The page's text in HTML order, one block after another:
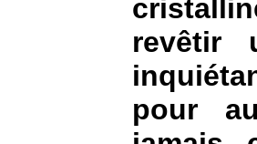
revêtir
pour